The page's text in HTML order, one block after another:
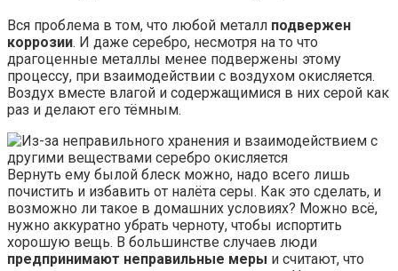
Вся проблема в том, что любой металл подвержен
коррозии. И даже серебро, несмотря на то что
драгоценные металлы менее подвержены этому
процессу, при взаимодействии с воздухом окисляется.
Воздух вместе влагой и содержащимися в них серой как
раз и делают его тёмным.
Вернуть ему былой блеск можно, надо всего лишь
почистить и избавить от налёта серы. Как это сделать, и
возможно ли такое в домашних условиях? Можно всё,
нужно аккуратно убрать черноту, чтобы испортить
хорошую вещь. В большинстве случаев люди
предпринимают неправильные меры и считают, что